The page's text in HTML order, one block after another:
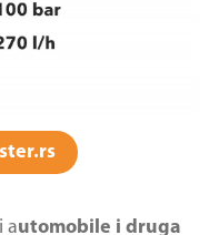
automobile i druga